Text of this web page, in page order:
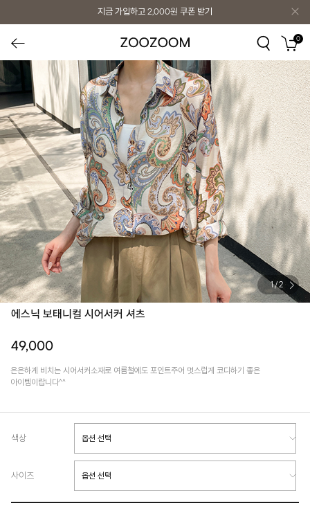
지금 가입하고 2,000원 쿠폰 받기
0
1/ 2
에스닉 보태니컬 시어서커 셔츠
49,000
은은하게 비치는 시어서커소재로 여름철에도 포인트주어 멋스럽게 코디하기 좋은
아이템이랍니다^^
색상
사이즈